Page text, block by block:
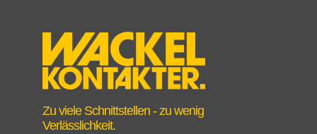
Zu viele Schnittstellen - zu wenig
Verlässlichkeit.